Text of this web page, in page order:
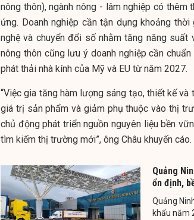
nông thôn), ngành nông - lâm nghiệp có
ứng. Doanh nghiệp cần tận dụng khoảng
nghệ và chuyển đổi số nhằm tăng năng suất
nông thôn cũng lưu ý doanh nghiệp cần
phát thải nhà kính của Mỹ và EU từ năm 2027.
“Việc gia tăng hàm lượng sáng tạo, thiết kế
giá trị sản phẩm và giảm phụ thuộc vào thị
chủ động phát triển nguồn nguyên liệu bền
tìm kiếm thị trường mới”, ông Châu khuyến cáo.
Quảng
ổn định,
Quảng
khẩu năm